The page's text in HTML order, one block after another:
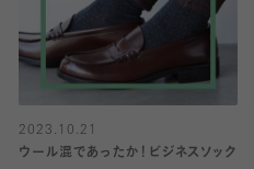
2023.10.21
ウール混であったか！ビジネスソック